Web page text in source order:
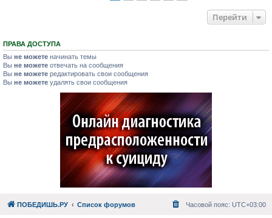
Перейти
ПРАВА ДОСТУПА
Вы не можете начинать темы
Вы не можете отвечать на сообщения
Вы не можете редактировать свои сообщения
Вы не можете удалять свои сообщения
ПОБЕДИШЬ.РУ Список форумов Часовой пояс: UTC+03:00